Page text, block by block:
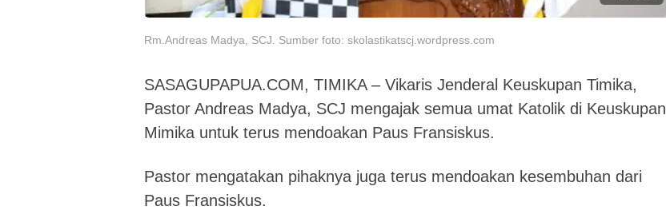
Rm.Andreas Madya, SCJ. Sumber foto: skolastikatscj.wordpress.com
SASAGUPAPUA.COM, TIMIKA – Vikaris Jenderal Keuskupan Timika,
Pastor Andreas Madya, SCJ mengajak semua umat Katolik di Keuskupan
Mimika untuk terus mendoakan Paus Fransiskus.
Pastor mengatakan pihaknya juga terus mendoakan kesembuhan dari
Paus Fransiskus.